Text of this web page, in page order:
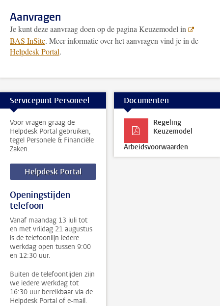
Aanvragen
Je kunt deze aanvraag doen op de pagina Keuzemodel in
BAS InSite. Meer informatie over het aanvragen vind je in de
Helpdesk Portal.
Servicepunt Personeel
Voor vragen graag de
Helpdesk Portal gebruiken,
tegel Personele & Financiële
Zaken.
Helpdesk Portal
Openingstijden
telefoon
Vanaf maandag 13 juli tot
en met vrijdag 21 augustus
is de telefoonlijn iedere
werkdag open tussen 9:00
en 12:30 uur.
Buiten de telefoontijden zijn
we iedere werkdag tot
16:30 uur bereikbaar via de
Helpdesk Portal of e-mail.
Documenten
Regeling
Keuzemodel
Arbeidsvoorwaarden